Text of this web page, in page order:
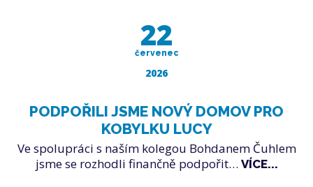
22
červenec
2026
PODPOŘILI JSME NOVÝ DOMOV PRO
KOBYLKU LUCY
Ve spolupráci s naším kolegou Bohdanem Čuhlem
jsme se rozhodli finančně podpořit… VÍCE...